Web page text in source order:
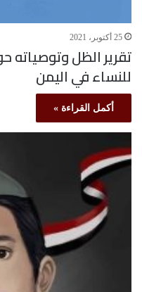
25 أكتوبر، 2021
تقرير الظل وتوصياته
للنساء في اليمن
أكمل القراءة »